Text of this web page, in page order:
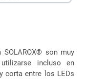
son muy
incluso en
corta entre los LEDs